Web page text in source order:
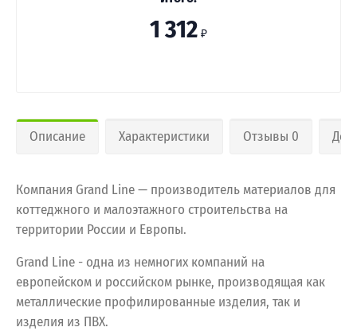
1 312 ₽
Описание Характеристики Отзывы 0
Компания Grand Line — производитель материалов для
коттеджного и малоэтажного строительства на
территории России и Европы.
Grand Line - одна из немногих компаний на
европейском и российском рынке, производящая как
металлические профилированные изделия, так и
изделия из ПВХ.